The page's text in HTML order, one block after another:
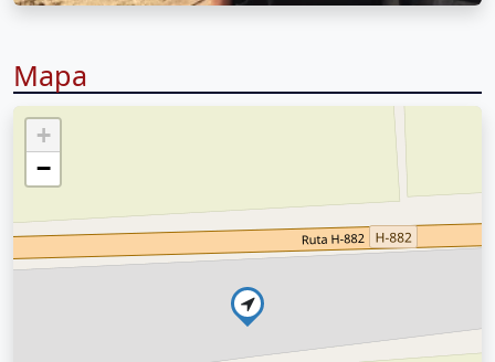
Mapa
+
−